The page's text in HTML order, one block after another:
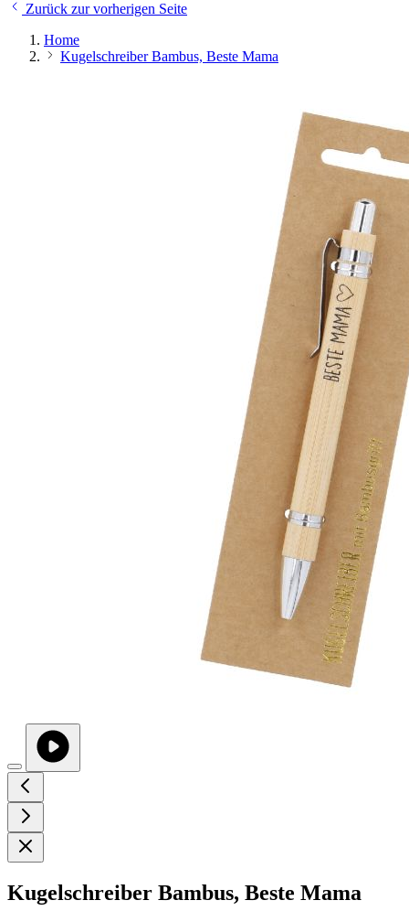
Zurück zur vorherigen Seite
Home
Kugelschreiber Bambus, Beste Mama
Kugelschreiber Bambus, Beste Mama